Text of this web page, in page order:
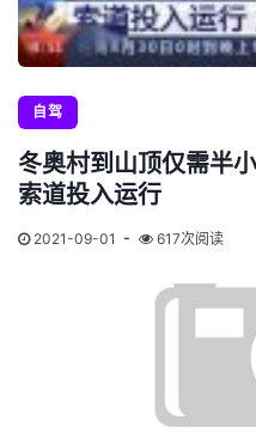
自驾
冬奥村到山顶仅需半
索道投入运行
2021-09-01 617次阅读